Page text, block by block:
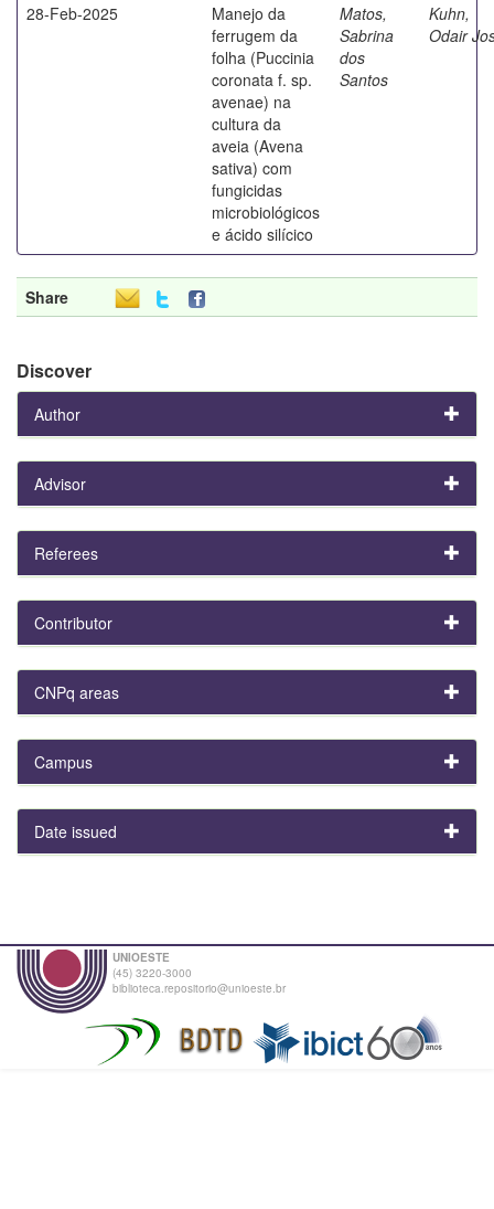
28-Feb-2025
Manejo da
ferrugem da
folha (Puccinia
coronata f. sp.
avenae) na
cultura da
aveia (Avena
sativa) com
fungicidas
microbiológicos
e ácido silícico
Matos,
Sabrina
dos
Santos
Kuhn,
Odair
Share
Discover
Author
Advisor
Referees
Contributor
CNPq areas
Campus
Date issued
UNIOESTE
(45) 3220-3000
biblioteca.repositorio@unioeste.br